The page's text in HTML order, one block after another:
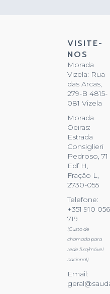
VISITE-
NOS
Morada
Vizela: Rua
das Arcas,
279-B 4815-
081 Vizela
Morada
Oeiras:
Estrada
Consiglieri
Pedroso, 71
Edf H,
Fração L,
2730-055
Telefone:
+351 910 056
719
(Custo de
chamada para
rede fixa/móvel
nacional)
Email: